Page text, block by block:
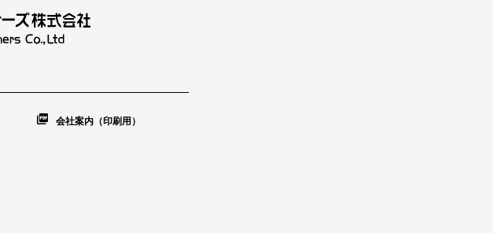
会社案内（印刷用）